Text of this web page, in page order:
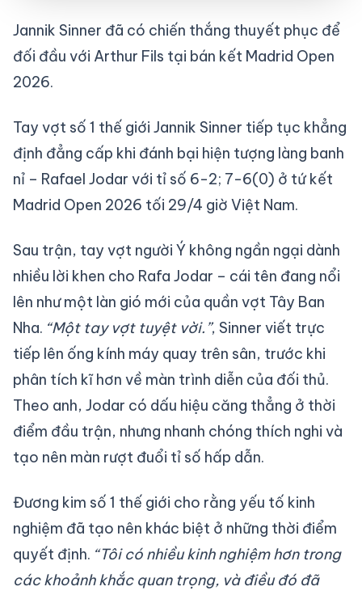
Jannik Sinner đã có chiến thắng thuyết phục để
đối đầu với Arthur Fils tại bán kết Madrid Open
2026.
Tay vợt số 1 thế giới Jannik Sinner tiếp tục khẳng
định đẳng cấp khi đánh bại hiện tượng làng banh
nỉ – Rafael Jodar với tỉ số 6-2; 7-6(0) ở tứ kết
Madrid Open 2026 tối 29/4 giờ Việt Nam.
Sau trận, tay vợt người Ý không ngần ngại dành
nhiều lời khen cho Rafa Jodar – cái tên đang nổi
lên như một làn gió mới của quần vợt Tây Ban
Nha. “Một tay vợt tuyệt vời.”, Sinner viết trực
tiếp lên ống kính máy quay trên sân, trước khi
phân tích kĩ hơn về màn trình diễn của đối thủ.
Theo anh, Jodar có dấu hiệu căng thẳng ở thời
điểm đầu trận, nhưng nhanh chóng thích nghi và
tạo nên màn rượt đuổi tỉ số hấp dẫn.
Đương kim số 1 thế giới cho rằng yếu tố kinh
nghiệm đã tạo nên khác biệt ở những thời điểm
quyết định. “Tôi có nhiều kinh nghiệm hơn trong
các khoảnh khắc quan trọng, và điều đó đã